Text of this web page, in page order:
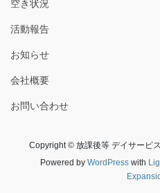
空き状況
活動報告
お知らせ
会社概要
お問い合わせ
Copyright © 放課後等 デイサービ
Powered by WordPresswith